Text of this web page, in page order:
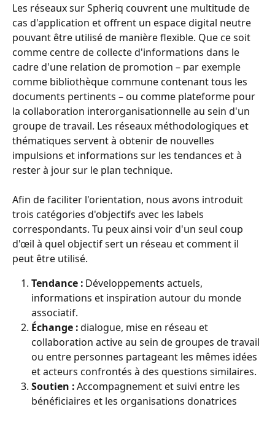
Les réseaux sur Spheriq couvrent une multitude de
cas d'application et offrent un espace digital neutre
pouvant être utilisé de manière flexible. Que ce soit
comme centre de collecte d'informations dans le
cadre d'une relation de promotion – par exemple
comme bibliothèque commune contenant tous les
documents pertinents – ou comme plateforme pour
la collaboration interorganisationnelle au sein d'un
groupe de travail. Les réseaux méthodologiques et
thématiques servent à obtenir de nouvelles
impulsions et informations sur les tendances et à
rester à jour sur le plan technique.
Afin de faciliter l'orientation, nous avons introduit
trois catégories d'objectifs avec les labels
correspondants. Tu peux ainsi voir d'un seul coup
d'œil à quel objectif sert un réseau et comment il
peut être utilisé.
Tendance : Développements actuels,
informations et inspiration autour du monde
associatif.
Échange : dialogue, mise en réseau et
collaboration active au sein de groupes de travail
ou entre personnes partageant les mêmes idées
et acteurs confrontés à des questions similaires.
Soutien : Accompagnement et suivi entre les
bénéficiaires et les organisations donatrices